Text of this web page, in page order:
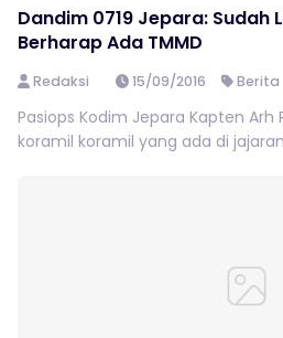
Dandim 0719 Jepara: Sudah
Berharap Ada TMMD
Redaksi 15/09/2016 Berita
Pasiops Kodim Jepara Kapten
koramil koramil yang ada di